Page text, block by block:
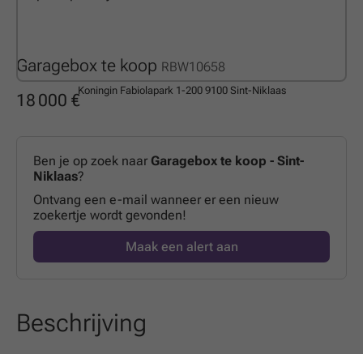
Garagebox te koop RBW10658
18 000 €
Koningin Fabiolapark 1-200 9100 Sint-Niklaas
Ben je op zoek naar Garagebox te koop - Sint-
Niklaas?
Ontvang een e-mail wanneer er een nieuw
zoekertje wordt gevonden!
Maak een alert aan
Beschrijving